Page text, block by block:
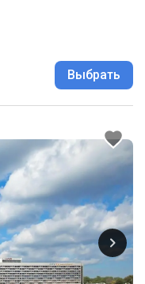
Выбрать